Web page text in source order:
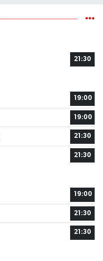
21:30
19:00
19:00
21:30
21:30
19:00
21:30
21:30